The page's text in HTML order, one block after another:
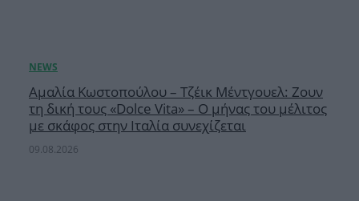
Αμαλία Κωστοπούλου – Τζέικ Μέντγουελ: Ζουν
τη δική τους «Dolce Vita» – Ο μήνας του μέλιτος
με σκάφος στην Ιταλία συνεχίζεται
09.08.2026